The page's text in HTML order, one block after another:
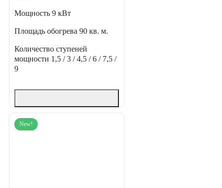
Мощность 9 кВт
Площадь обогрева 90 кв. м.
Количество ступеней
мощности 1,5 / 3 / 4,5 / 6 / 7,5 /
9
New!